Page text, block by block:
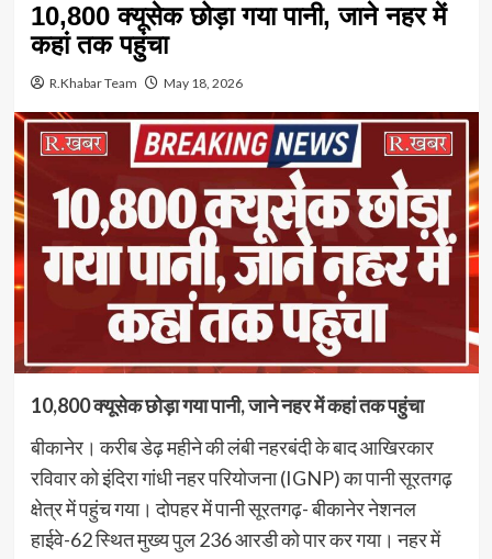
10,800 क्यूसेक छोड़ा गया पानी, जाने नहर में
कहां तक पहुंचा
R.Khabar Team May 18, 2026
10,800 क्यूसेक छोड़ा गया पानी, जाने नहर में कहां तक पहुंचा
बीकानेर। करीब डेढ़ महीने की लंबी नहरबंदी के बाद आखिरकार
रविवार को इंदिरा गांधी नहर परियोजना (IGNP) का पानी सूरतगढ़
क्षेत्र में पहुंच गया। दोपहर में पानी सूरतगढ़- बीकानेर नेशनल
हाईवे-62 स्थित मुख्य पुल 236 आरडी को पार कर गया। नहर में